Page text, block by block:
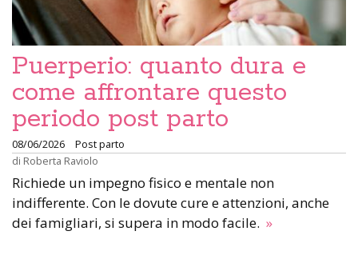
Puerperio: quanto dura e
come affrontare questo
periodo post parto
08/06/2026
Post parto
di Roberta Raviolo
Richiede un impegno fisico e mentale non
indifferente. Con le dovute cure e attenzioni, anche
dei famigliari, si supera in modo facile. »